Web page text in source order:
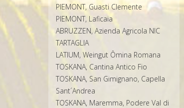
PIEMONT, Guasti Clemente
PIEMONT, Laficaia
ABRUZZEN, Azienda Agricola NIC
TARTAGLIA
LATIUM, Weingut Ômina Romana
TOSKANA, Cantina Antico Fio
TOSKANA, San Gimignano, Capella
Sant´Andrea
TOSKANA, Maremma, Podere Val di